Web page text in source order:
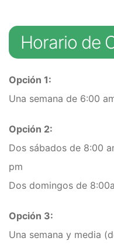
Horario de
Opción 1:
Una semana de 6:00
Opción 2:
Dos sábados de 8:00
pm
Dos domingos de
Opción 3:
Una semana y media